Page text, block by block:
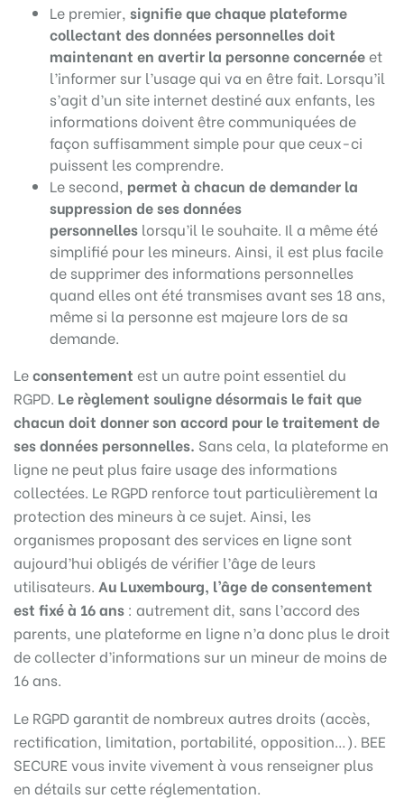
Le premier, signifie que chaque plateforme
collectant des données personnelles doit
maintenant en avertir la personne concernée et
l’informer sur l’usage qui va en être fait. Lorsqu’il
s’agit d’un site internet destiné aux enfants, les
informations doivent être communiquées de
façon suffisamment simple pour que ceux-ci
puissent les comprendre.
Le second, permet à chacun de demander la
suppression de ses données
personnelles lorsqu’il le souhaite. Il a même été
simplifié pour les mineurs. Ainsi, il est plus facile
de supprimer des informations personnelles
quand elles ont été transmises avant ses 18 ans,
même si la personne est majeure lors de sa
demande.
Leconsentement est un autre point essentiel du
RGPD. Le règlement souligne désormais le fait que
chacun doit donner son accord pour le traitement de
ses données personnelles. Sans cela, la plateforme en
ligne ne peut plus faire usage des informations
collectées. Le RGPD renforce tout particulièrement la
protection des mineurs à ce sujet. Ainsi, les
organismes proposant des services en ligne sont
aujourd’hui obligés de vérifier l’âge de leurs
utilisateurs. Au Luxembourg, l’âge de consentement
est fixé à 16 ans : autrement dit, sans l’accord des
parents, une plateforme en ligne n’a donc plus le droit
de collecter d’informations sur un mineur de moins de
16 ans.
Le RGPD garantit de nombreux autres droits (accès,
rectification, limitation, portabilité, opposition…). BEE
SECURE vous invite vivement à vous renseigner plus
en détails sur cette réglementation.